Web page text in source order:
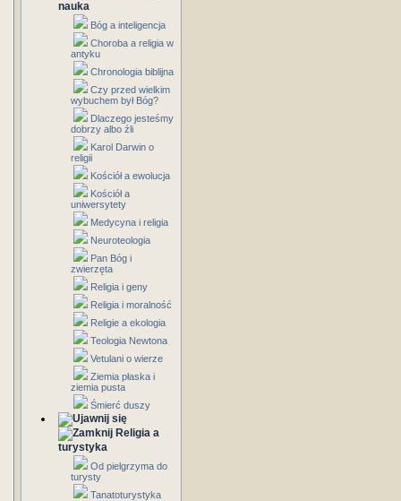
nauka
Bóg a inteligencja
Choroba a religia w
antyku
Chronologia biblijna
Czy przed wielkim
wybuchem był Bóg?
Dlaczego jesteśmy
dobrzy albo źli
Karol Darwin o
religii
Kościół a ewolucja
Kościół a
uniwersytety
Medycyna i religia
Neuroteologia
Pan Bóg i
zwierzęta
Religia i geny
Religia i moralność
Religie a ekologia
Teologia Newtona
Vetulani o wierze
Ziemia płaska i
ziemia pusta
Śmierć duszy
Religia a
turystyka
Od pielgrzyma do
turysty
Tanatoturystyka